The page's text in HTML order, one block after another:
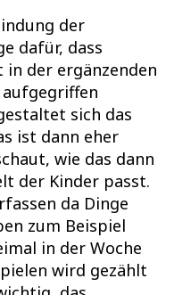
der
dafür, dass
der ergänzenden
sich das
ist dann eher
wie das dann
der Kinder passt.
da Dinge
zum Beispiel
in der Woche
wird gezählt